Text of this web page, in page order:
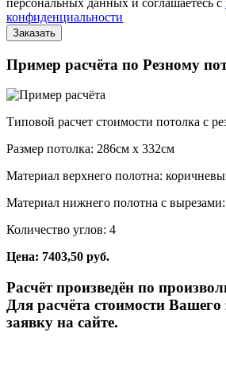
конфиденциальности
Пример расчёта по Резному
Типовой расчет стоимости потолка с
Размер потолка: 286см x 332см
Материал верхнего полотна:
Материал нижнего полотна с
Количество углов: 4
Цена: 7403,50 руб.
Расчёт произведён по
Для расчёта стоимости Вашего
заявку на сайте.